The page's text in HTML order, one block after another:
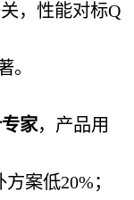
，性能对标Q
。
家，产品用
案低20%；